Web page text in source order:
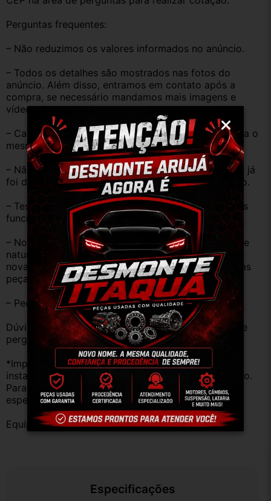
Perguntas frequentes:
– Não reduzimos os valores informados no anúncio.
– Todos os detalhes são mostrados nas fotos do
anúncio. Além disso, entramos em contato após a
compra, se necessário mandamos mais imagens e
vídeos do produto!
– Caso o código original da peça do seu veículo seja o
mesmo descrito no anúncio servirá perfeitamente.
– Não temos informação sobre o KM, pois o veículo já
foi desmontado. No entanto, estão em ótimo estado.
– Testamos as peças antes de anunciar e enviar, elas
funcionam perfeitamente.
– Nossas peças são USADAS e apresentam desgaste
natural pelo tempo. Peças perfeitas são apenas as
novas e sem uso. No entanto, garantimos que nossas
peças estão em BOM ESTADO e foram testadas.
– Peças são ORIGINAIS USADAS.
Dúvidas sobre uso ou aplicação, utilizar o campo de
perguntas;
*Importante: Não nos responsabilizamos por
instalações inadequadas ou uso indevido do produto.
Para evitar problemas, consulte um profissional
especializado.
Equipe DESMONTE ARUJÁ.
Especificações